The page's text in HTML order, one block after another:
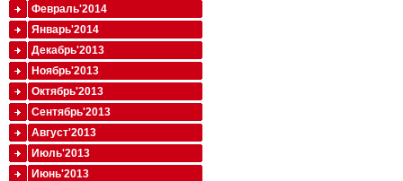
Февраль'2014
Январь'2014
Декабрь'2013
Ноябрь'2013
Октябрь'2013
Сентябрь'2013
Август'2013
Июль'2013
Июнь'2013